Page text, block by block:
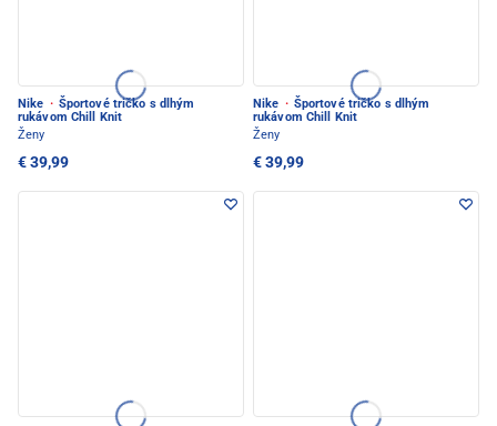
Nike · Športové tričko s dlhým
rukávom Chill Knit
Ženy
€ 39,99
Nike · Športové tričko s dlhým
rukávom Chill Knit
Ženy
€ 39,99